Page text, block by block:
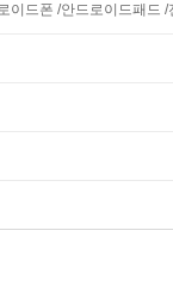
드폰 /안드로이드패드